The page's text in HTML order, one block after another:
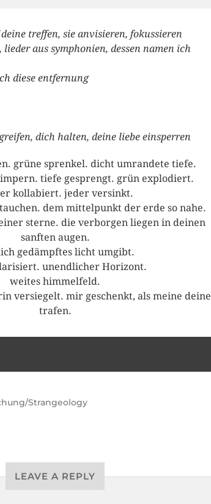
treffen, sie anvisieren, fokussieren
aus symphonien, dessen namen ich
diese entfernung
dich halten, deine liebe einsperren
grüne sprenkel. dicht umrandete tiefe.
tiefe gesprengt. grün explodiert.
kollabiert. jeder versinkt.
dem mittelpunkt der erde so nahe.
sterne. die verborgen liegen in deinen
sanften augen.
gedämpftes licht umgibt.
unendlicher Horizont.
weites himmelfeld.
versiegelt. mir geschenkt, als meine deine
trafen.
Strangeology
LEAVE A REPLY